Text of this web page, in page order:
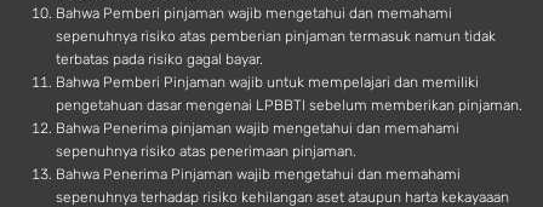
Bahwa Pemberi pinjaman wajib mengetahui dan memahami
sepenuhnya risiko atas pemberian pinjaman termasuk namun tidak
terbatas pada risiko gagal bayar.
Bahwa Pemberi Pinjaman wajib untuk mempelajari dan memiliki
pengetahuan dasar mengenai LPBBTI sebelum memberikan pinjaman.
Bahwa Penerima pinjaman wajib mengetahui dan memahami
sepenuhnya risiko atas penerimaan pinjaman.
Bahwa Penerima Pinjaman wajib mengetahui dan memahami
sepenuhnya terhadap risiko kehilangan aset ataupun harta kekayaaan